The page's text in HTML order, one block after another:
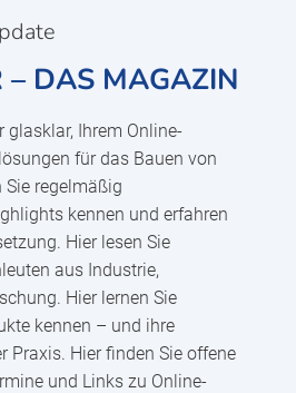
– DAS MAGAZIN
glasklar, Ihrem Online-
für das Bauen von
Sie regelmäßig
kennen und erfahren
Hier lesen Sie
aus Industrie,
Hier lernen Sie
kennen – und ihre
Praxis. Hier finden Sie offene
und Links zu Online-